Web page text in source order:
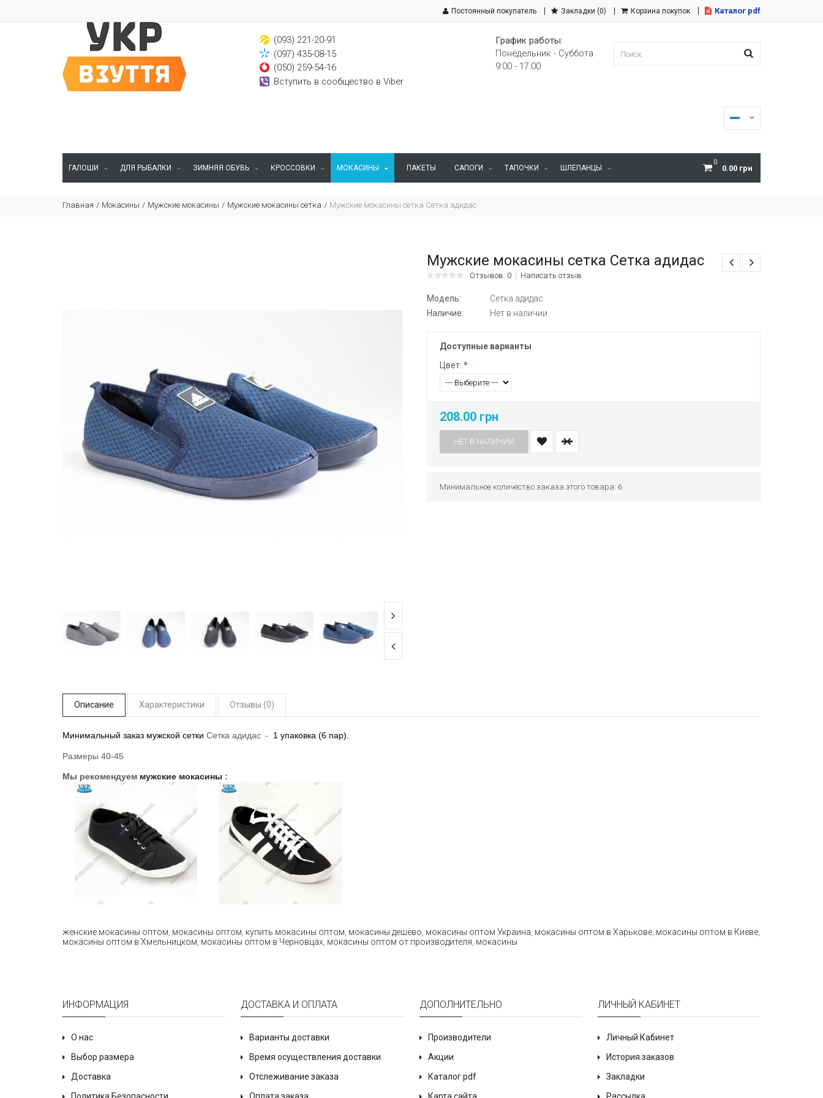
Постоянный покупатель Закладки (0) Корзина покупок Каталог pdf
(093) 221-20-91
(097) 435-08-15
(050) 259-54-16
Вступить в сообщество в Viber
График работы:
Понедельник - Суббота
9:00 - 17:00
0
0.00 грн
ГАЛОШИ ДЛЯ РЫБАЛКИ ЗИМНЯЯ ОБУВЬ КРОССОВКИ МОКАСИНЫ ПАКЕТЫ САПОГИ ТАПОЧКИ ШЛЕПАНЦЫ
Главная Мокасины Мужские мокасины Мужские мокасины сетка Мужские мокасины сетка Сетка адидас
Мужские мокасины сетка Сетка адидас
Отзывов: 0 Написать отзыв
Модель:
Сетка адидас
Наличие:
Нет в наличии
Доступные варианты
Цвет: *
208.00 грн
НЕТ В НАЛИЧИИ
Минимальное количество заказа этого товара: 6
Описание Характеристики Отзывы (0)
Минимальный заказ мужской сетки Сетка адидас - 1 упаковка (6 пар).
Размеры 40-45
Мы рекомендуем мужские мокасины :
женские мокасины оптом мокасины оптом купить мокасины оптом мокасины дешёво мокасины оптом Украина мокасины оптом в Харькове мокасины оптом в Киеве
мокасины оптом в Хмельницком мокасины оптом в Черновцах мокасины оптом от производителя мокасины
ИНФОРМАЦИЯ
О нас
Выбор размера
Доставка
ДОСТАВКА И ОПЛАТА
Варианты доставки
Время осуществления доставки
Отслеживание заказа
ДОПОЛНИТЕЛЬНО
Производители
Акции
Каталог pdf
ЛИЧНЫЙ КАБИНЕТ
Личный Кабинет
История заказов
Закладки